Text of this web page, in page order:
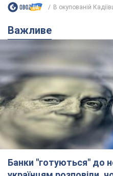
Банки "готуються" до
українцям розповіли,
найближчими днями
Яким буде курс валюти в
6.08.2026 22:58 151,8 т.
Українцям обіцяють по
мобільних
цими повідомленнями
Як не потрапити в пастку
6.08.2026 21:02 16,6 т.